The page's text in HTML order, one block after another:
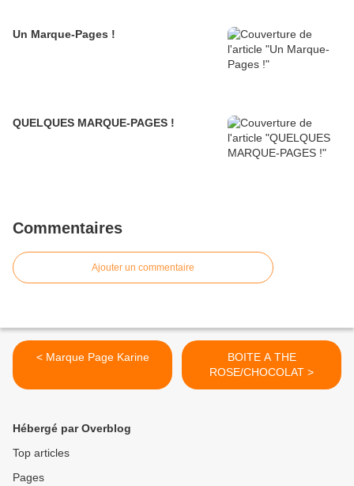
Un Marque-Pages !
QUELQUES MARQUE-PAGES !
Commentaires
Ajouter un commentaire
< Marque Page Karine
BOITE A THE
ROSE/CHOCOLAT >
Hébergé par Overblog
Top articles
Pages